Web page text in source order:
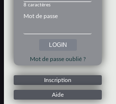
8 caractères
Mot de passe
Mot de passe oublié ?
Inscription
Aide